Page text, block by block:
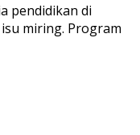
pendidikan di
miring. Program